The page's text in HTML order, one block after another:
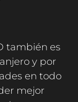
también es
y por
en todo
mejor